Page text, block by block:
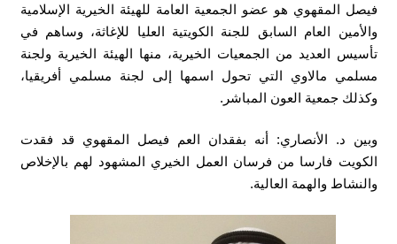
فيصل المقهوي هو عضو الجمعية العامة للهيئة الخيرية الإسلامية
والأمين العام السابق للجنة الكويتية العليا للإغاثة، وساهم في
تأسيس العديد من الجمعيات الخيرية، منها الهيئة الخيرية ولجنة
مسلمي مالاوي التي تحول اسمها إلى لجنة مسلمي أفريقيا،
وكذلك جمعية العون المباشر.
وبين د. الأنصاري: أنه بفقدان العم فيصل المقهوي قد فقدت
الكويت فارسا من فرسان العمل الخيري المشهود لهم بالإخلاص
والنشاط والهمة العالية.